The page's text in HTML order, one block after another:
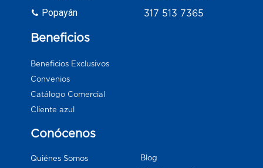
Popayán
317 513 7365
Beneficios
Beneficios Exclusivos
Convenios
Catálogo Comercial
Cliente azul
Conócenos
Quiénes Somos
Blog